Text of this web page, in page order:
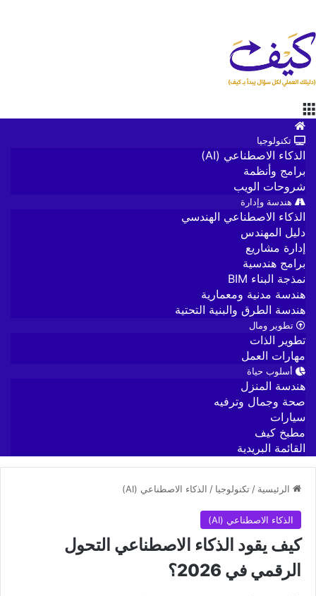
الرئيسية
تكنولوجيا
الذكاء الاصطناعي (AI)
برامج وأنظمة
شروحات الويب
هندسة وإدارة
الذكاء الاصطناعي الهندسي
دليل المهندس
إدارة مشاريع
برامج هندسية
نمذجة البناء BIM
هندسة مدنية ومعمارية
هندسة الطرق والبنية التحتية
تطوير ومال
تطوير الذات
مهارات العمل
أسلوب حياة
هندسة المنزل
صحة وجمال وترفيه
سيارات
مطبخ كيف
القائمة البريدية
الرئيسية / تكنولوجيا / الذكاء الاصطناعي (AI)
الذكاء الاصطناعي (AI)
كيف يقود الذكاء الاصطناعي التحول
الرقمي في 2026؟